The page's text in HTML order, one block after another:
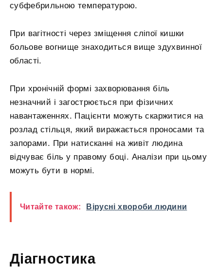
субфебрильною температурою.
При вагітності через зміщення сліпої кишки
больове вогнище знаходиться вище здухвинної
області.
При хронічній формі захворювання біль
незначний і загострюється при фізичних
навантаженнях. Пацієнти можуть скаржитися на
розлад стільця, який виражається проносами та
запорами. При натисканні на живіт людина
відчуває біль у правому боці. Аналізи при цьому
можуть бути в нормі.
Читайте також: Вірусні хвороби людини
Діагностика